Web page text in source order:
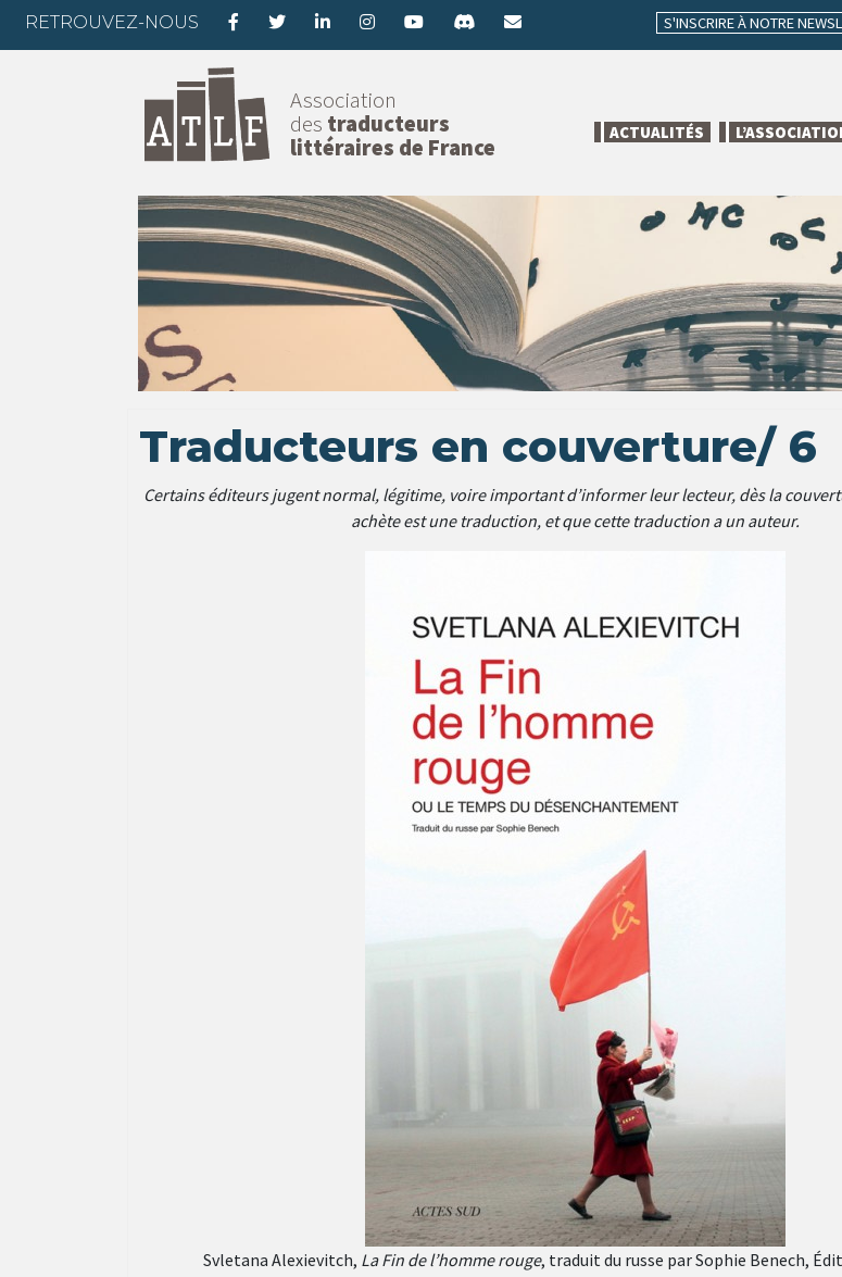
RETROUVEZ-NOUS S'INSCRIRE À NOTRE
Association
des traducteurs
littéraires de France
ACTUALITÉS
Traducteurs en couverture/ 6
Certains éditeurs jugent normal, légitime, voire important d’informer leur lecteur, dès la
achète est une traduction, et que cette traduction a un auteur.
Svletana Alexievitch, La Fin de l’homme rouge, traduit du russe par Sophie Benech,